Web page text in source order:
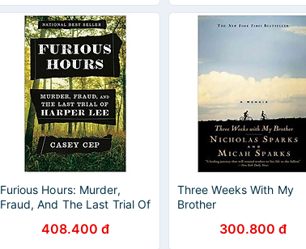
Furious Hours: Murder,
Fraud, And The Last Trial Of
408.400 đ
Three Weeks With My
Brother
300.800 đ